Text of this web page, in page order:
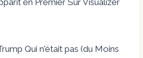
Qui n'était pas (du Moins